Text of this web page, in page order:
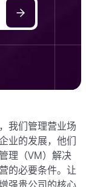
我们管理营业场
业的发展，他们
理（VM）解决
的必要条件。让